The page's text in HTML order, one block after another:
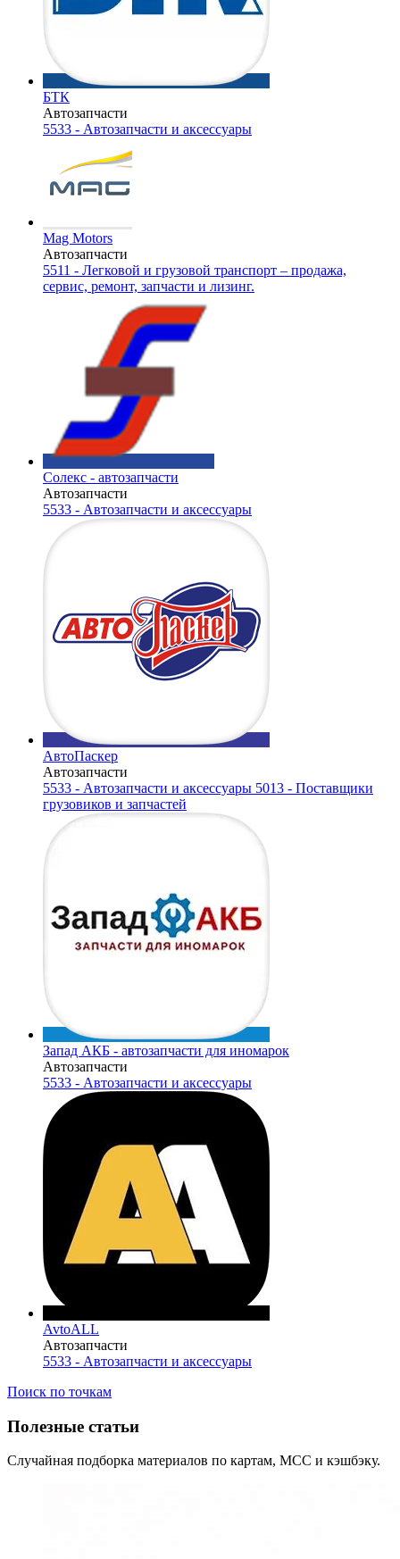
БТК
Автозапчасти
5533 - Автозапчасти и аксессуары
Mag Motors
Автозапчасти
5511 - Легковой и грузовой транспорт – продажа,
сервис, ремонт, запчасти и лизинг.
Солекс - автозапчасти
Автозапчасти
5533 - Автозапчасти и аксессуары
АвтоПаскер
Автозапчасти
5533 - Автозапчасти и аксессуары 5013 - Поставщики
грузовиков и запчастей
Запад АКБ - автозапчасти для иномарок
Автозапчасти
5533 - Автозапчасти и аксессуары
AvtoALL
Автозапчасти
5533 - Автозапчасти и аксессуары
Поиск по точкам
Полезные статьи
Случайная подборка материалов по картам, MCC и кэшбэку.